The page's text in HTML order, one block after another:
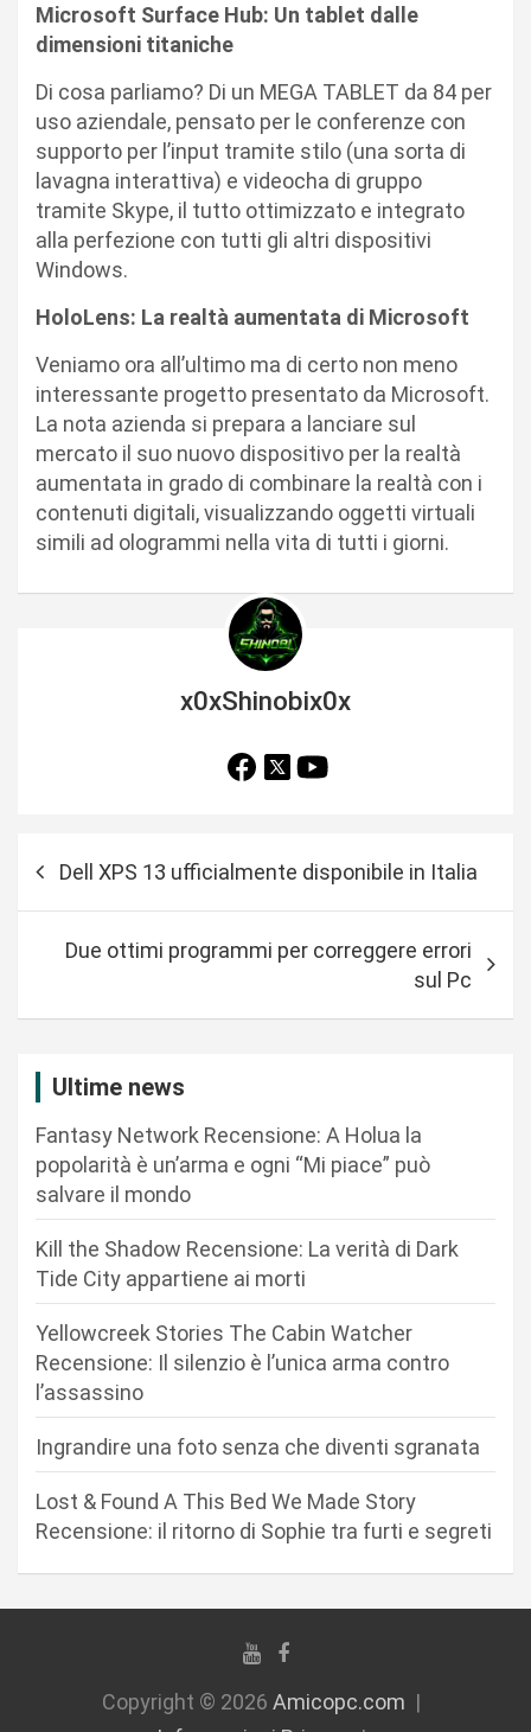
Microsoft Surface Hub: Un tablet dalle
dimensioni titaniche
Di cosa parliamo? Di un MEGA TABLET da 84 per
uso aziendale, pensato per le conferenze con
supporto per l’input tramite stilo (una sorta di
lavagna interattiva) e videocha di gruppo
tramite Skype, il tutto ottimizzato e integrato
alla perfezione con tutti gli altri dispositivi
Windows.
HoloLens: La realtà aumentata di Microsoft
Veniamo ora all’ultimo ma di certo non meno
interessante progetto presentato da Microsoft.
La nota azienda si prepara a lanciare sul
mercato il suo nuovo dispositivo per la realtà
aumentata in grado di combinare la realtà con i
contenuti digitali, visualizzando oggetti virtuali
simili ad ologrammi nella vita di tutti i giorni.
x0xShinobix0x
Dell XPS 13 ufficialmente disponibile in Italia
Due ottimi programmi per correggere errori
sul Pc
Ultime news
Fantasy Network Recensione: A Holua la
popolarità è un’arma e ogni “Mi piace” può
salvare il mondo
Kill the Shadow Recensione: La verità di Dark
Tide City appartiene ai morti
Yellowcreek Stories The Cabin Watcher
Recensione: Il silenzio è l’unica arma contro
l’assassino
Ingrandire una foto senza che diventi sgranata
Lost & Found A This Bed We Made Story
Recensione: il ritorno di Sophie tra furti e segreti
Copyright © 2026 Amicopc.com